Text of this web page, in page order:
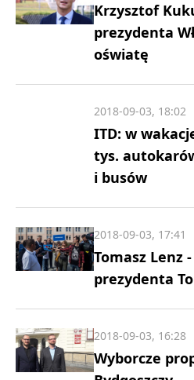
Krzysztof
prezydenta
oświatę
ITD: w
tys.
i busów
2018-09-03, 18:02
Tomasz Lenz
prezydenta
2018-09-03, 17:41
Wyborcze
2018-09-03, 16:28